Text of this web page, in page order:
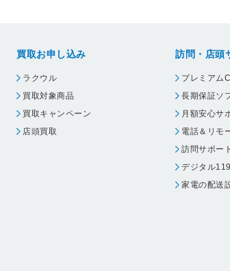
買取お申し込み
ラクウル
買取対象商品
買取キャンペーン
店頭買取
訪問・店頭
プレミアム
長期保証ソ
月額安心サ
電話＆リモ
訪問サポート
デジタル119
家電の配送